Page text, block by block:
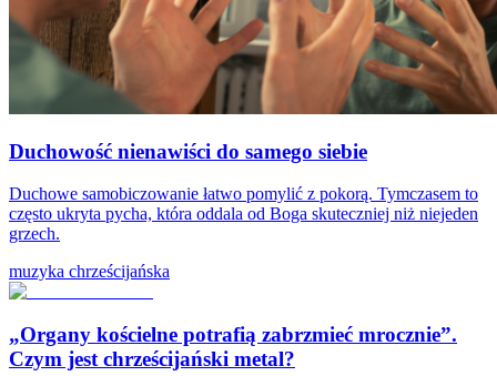
Duchowość nienawiści do samego siebie
Duchowe samobiczowanie łatwo pomylić z pokorą. Tymczasem to
często ukryta pycha, która oddala od Boga skuteczniej niż niejeden
grzech.
muzyka chrześcijańska
„Organy kościelne potrafią zabrzmieć mrocznie”.
Czym jest chrześcijański metal?